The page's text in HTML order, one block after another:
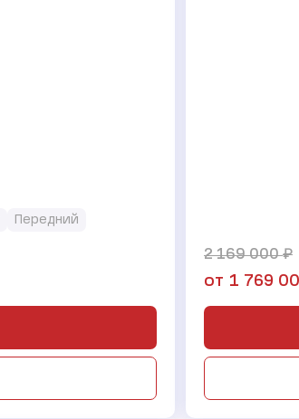
Передний
2 169 000₽
от 1 769